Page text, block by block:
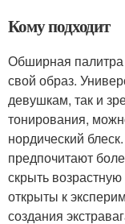
Кому подходит
Обширная палитра
свой образ.
девушкам, так и
тонирования,
нордический
предпочитают
скрыть
открыты к
создания